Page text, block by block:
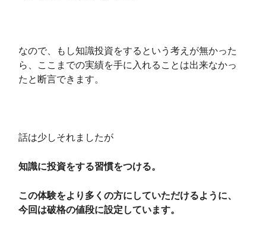
なので、もし知識投資をするという考えが無かった
ら、ここまでの実績を手に入れることは出来なかっ
たと断言できます。
話は少しそれましたが
知識に投資をする習慣をつける。
この体験をより多くの方にしていただけるように、
今回は破格の値段に設定しています。